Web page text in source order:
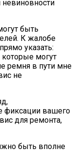
быть
К жалобе
указать:
которые могут
ремня в пути мне
не
фиксации вашего
для ремонта,
быть вполне